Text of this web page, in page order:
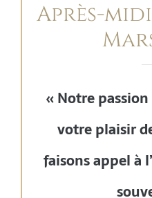
Après-
« Notre
votre plaisir
faisons appel à